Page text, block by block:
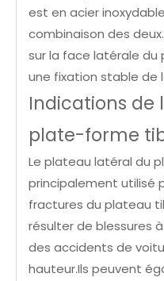
est en acier
combinaison des
sur la face latérale du
une fixation stable de
Indications de
plate-forme
Le plateau latéral du
principalement utilisé
fractures du plateau
résulter de blessures
des accidents de
hauteur.Ils peuvent